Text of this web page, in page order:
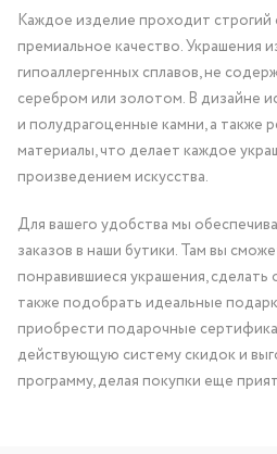
Каждое изделие проходит строгий
премиальное качество. Украшения
гипоаллергенных сплавов, не
серебром или золотом. В дизайне
и полудрагоценные камни, а также
материалы, что делает каждое
произведением искусства.
Для вашего удобства мы
заказов в наши бутики. Там вы
понравившиеся украшения, сделать
также подобрать идеальные
приобрести подарочные
действующую систему скидок и
программу, делая покупки еще